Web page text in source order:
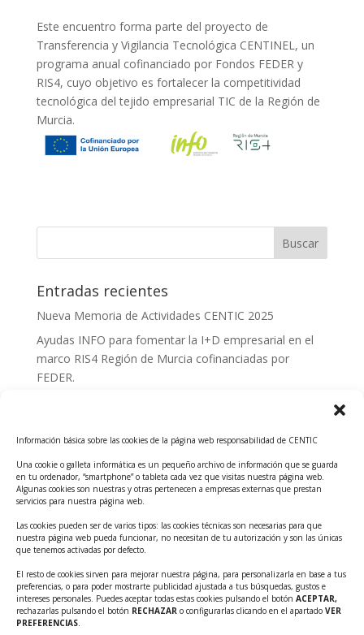
Información básica sobre las cookies de la página web responsabilidad de CENTIC
Una cookie o galleta informática es un pequeño archivo de información que se guarda
en tu ordenador, “smartphone” o tableta cada vez que visitas nuestra página web.
Algunas cookies son nuestras y otras pertenecen a empresas externas que prestan
servicios para nuestra página web.
Las cookies pueden ser de varios tipos: las cookies técnicas son necesarias para que
nuestra página web pueda funcionar, no necesitan de tu autorización y son las únicas
que tenemos activadas por defecto.
El resto de cookies sirven para mejorar nuestra página, para personalizarla en base a tus
preferencias, o para poder mostrarte publicidad ajustada a tus búsquedas, gustos e
intereses personales. Puedes aceptar todas estas cookies pulsando el botón ACEPTAR,
rechazarlas pulsando el botón RECHAZAR o configurarlas clicando en el apartado VER
PREFERENCIAS.
Este encuentro forma parte del proyecto de
Transferencia y Vigilancia Tecnológica CENTINEL, un
programa anual cofinanciado por Fondos FEDER y
RIS4, cuyo objetivo es fortalecer la competitividad
tecnológica del tejido empresarial TIC de la Región de
Murcia.
Entradas recientes
Nueva Memoria de Actividades CENTIC 2025
Ayudas INFO para fomentar la I+D empresarial en el
marco RIS4 Región de Murcia cofinanciadas por
FEDER.
Tecnológicos 2ª ed.
Ayudas INFO para el apoyo a las empresas
innovadoras con potencial tecnológico y escalables
Convocatoria Cheque de Innovación. Ayudas INFO
para la contratación de servicios de Innovación y
Competitividad
Cheque Inversión del INFO. Ayudas para la
contratación de servicios de Innovación y
Competitividad para apoyar rondas de financiación.